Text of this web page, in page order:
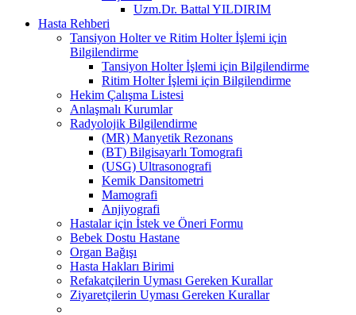
Uzm.Dr. Battal YILDIRIM
Hasta Rehberi
Tansiyon Holter ve Ritim Holter İşlemi için
Bilgilendirme
Tansiyon Holter İşlemi için Bilgilendirme
Ritim Holter İşlemi için Bilgilendirme
Hekim Çalışma Listesi
Anlaşmalı Kurumlar
Radyolojik Bilgilendirme
(MR) Manyetik Rezonans
(BT) Bilgisayarlı Tomografi
(USG) Ultrasonografi
Kemik Dansitometri
Mamografi
Anjiyografi
Hastalar için İstek ve Öneri Formu
Bebek Dostu Hastane
Organ Bağışı
Hasta Hakları Birimi
Refakatçilerin Uyması Gereken Kurallar
Ziyaretçilerin Uyması Gereken Kurallar